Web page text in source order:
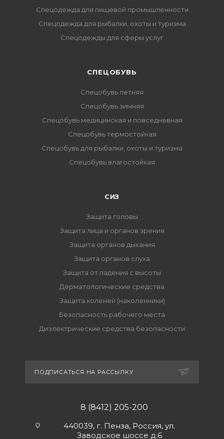
Спецодежда для пищевой промышленности
Спецодежда для рыбалки, охоты и туризма
Спецодежды для сферы услуг
CПЕЦОБУВЬ
Спецобувь летняя
Спецобувь зимняя
Спецобувь медицинская и повседневная
Спецобувь термостойкая
Спецобувь для рыбалки, охоты и туризма
Спецобувь влагостойкая
СИЗ
Защита головы
Защита лица и органов зрения
Защита органов дыхания
Защита органов слуха
Защита от падения с высоты
Дерматологические средства
Защита коленей (наколенники)
Безопасность рабочего места
Диэлектрические средства безопасности
ПОДПИСАТЬСЯ НА РАССЫЛКУ
8 (8412) 205-200
440039, г. Пенза, Россия, ул.
Заводское шоссе д.6